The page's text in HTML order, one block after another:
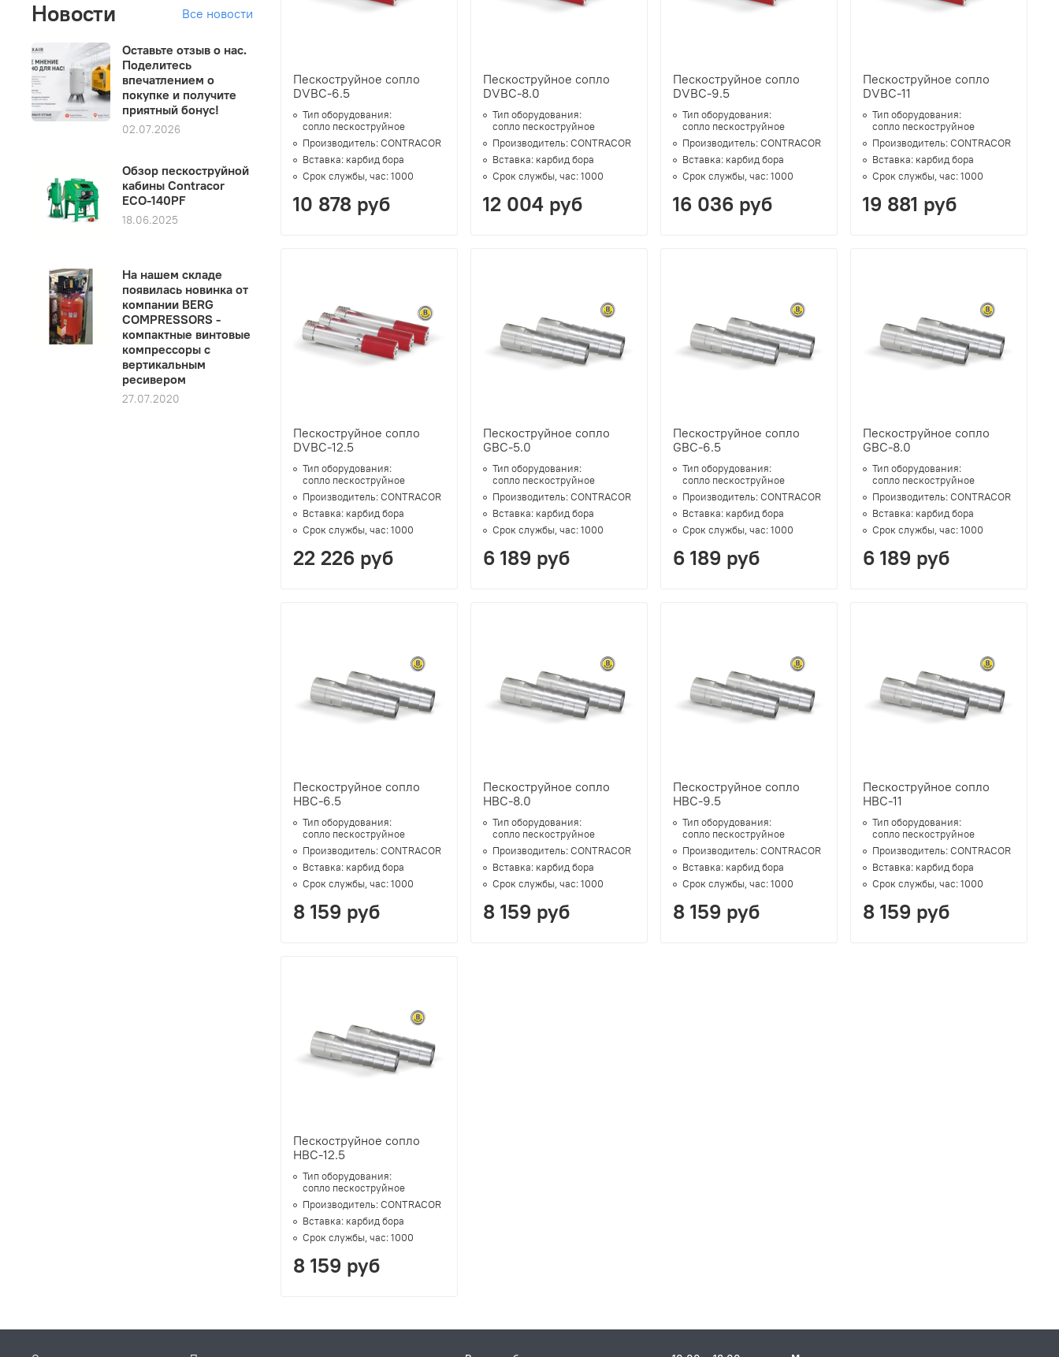
Пескоструйное сопло
DVBC-6.5
Тип оборудования:
сопло пескоструйное
Производитель:CONTRACOR
Вставка: карбид бора
Срок службы, час:1000
10 878 руб
Пескоструйное сопло
DVBC-8.0
Тип оборудования:
сопло пескоструйное
Производитель:CONTRACOR
Вставка: карбид бора
Срок службы, час:1000
12 004 руб
Пескоструйное сопло
DVBC-9.5
Тип оборудования:
сопло пескоструйное
Производитель:CONTRACOR
Вставка: карбид бора
Срок службы, час:1000
16 036 руб
Пескоструйное сопло
DVBC-11
Тип оборудования:
сопло пескоструйное
Производитель:CONTRACOR
Вставка: карбид бора
Срок службы, час:1000
19 881 руб
Пескоструйное сопло
DVBC-12.5
Тип оборудования:
сопло пескоструйное
Производитель:CONTRACOR
Вставка: карбид бора
Срок службы, час:1000
22 226 руб
Пескоструйное сопло
GBC-5.0
Тип оборудования:
сопло пескоструйное
Производитель:CONTRACOR
Вставка: карбид бора
Срок службы, час:1000
6 189 руб
Пескоструйное сопло
GBC-6.5
Тип оборудования:
сопло пескоструйное
Производитель:CONTRACOR
Вставка: карбид бора
Срок службы, час:1000
6 189 руб
Пескоструйное сопло
GBC-8.0
Тип оборудования:
сопло пескоструйное
Производитель:CONTRACOR
Вставка: карбид бора
Срок службы, час:1000
6 189 руб
Пескоструйное сопло
HBC-6.5
Тип оборудования:
сопло пескоструйное
Производитель:CONTRACOR
Вставка: карбид бора
Срок службы, час:1000
8 159 руб
Пескоструйное сопло
HBC-8.0
Тип оборудования:
сопло пескоструйное
Производитель:CONTRACOR
Вставка: карбид бора
Срок службы, час:1000
8 159 руб
Пескоструйное сопло
HBC-9.5
Тип оборудования:
сопло пескоструйное
Производитель:CONTRACOR
Вставка: карбид бора
Срок службы, час:1000
8 159 руб
Пескоструйное сопло
HBC-11
Тип оборудования:
сопло пескоструйное
Производитель:CONTRACOR
Вставка: карбид бора
Срок службы, час:1000
8 159 руб
Пескоструйное сопло
HBC-12.5
Тип оборудования:
сопло пескоструйное
Производитель:CONTRACOR
Вставка: карбид бора
Срок службы, час:1000
8 159 руб
Новости Все новости
Оставьте отзыв о нас.
Поделитесь
впечатлением о
покупке и получите
приятный бонус!
02.07.2026
Обзор пескоструйной
кабины Contracor
ECO-140PF
18.06.2025
На нашем складе
появилась новинка от
компании BERG
COMPRESSORS -
компактные винтовые
компрессоры с
вертикальным
ресивером
27.07.2020